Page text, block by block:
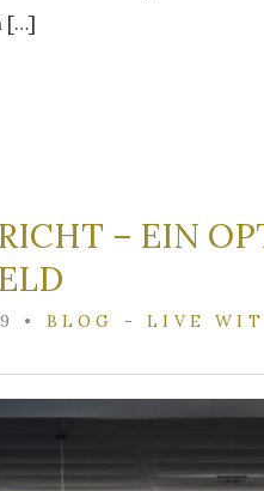
[…]
– EIN
• BLOG - LIVE